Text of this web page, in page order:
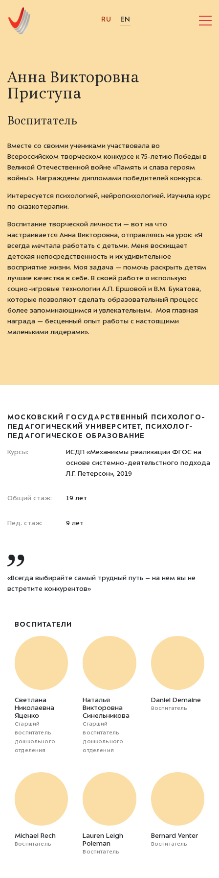
RU EN
Анна Викторовна
Приступа
Воспитатель
Вместе со своими учениками участвовала во
Всероссийском творческом конкурсе к 75-летию Победы в
Великой Отечественной войне «Память и слава героям
войны!». Награждены дипломами победителей конкурса.
Интересуется психологией, нейропсихологией. Изучила курс
по cказкотерапии.
Воспитание творческой личности — вот на что
настраивается Анна Викторовна, отправляясь на урок: «Я
всегда мечтала работать с детьми. Меня восхищает
детская непосредственность и их удивительное
восприятие жизни. Моя задача — помочь раскрыть детям
лучшие качества в себе. В своей работе я использую
социо-игровые технологии А.П. Ершовой и В.М. Букатова,
которые позволяют сделать образовательный процесс
более запоминающимся и увлекательным. Моя главная
награда — бесценный опыт работы с настоящими
маленькими лидерами».
МОСКОВСКИЙ ГОСУДАРСТВЕННЫЙ ПСИХОЛОГО-
ПЕДАГОГИЧЕСКИЙ УНИВЕРСИТЕТ, ПСИХОЛОГ-
ПЕДАГОГИЧЕСКОЕ ОБРАЗОВАНИЕ
Курсы:
ИСДП «Механизмы реализации ФГОС на
основе системно-деятельстного подхода
Л.Г. Петерсон», 2019
Общий стаж: 19 лет
Пед. стаж: 9 лет
«Всегда выбирайте самый трудный путь – на нем вы не
встретите конкурентов»
ВОСПИТАТЕЛИ
Светлана
Николаевна
Яценко
Старший
воспитатель
дошкольного
отделения
Наталья
Викторовна
Синельникова
Старший
воспитатель
дошкольного
отделения
Daniel Demaine
Воспитатель
Michael Rech
Воспитатель
Lauren Leigh
Poleman
Воспитатель
Bernard Venter
Воспитатель